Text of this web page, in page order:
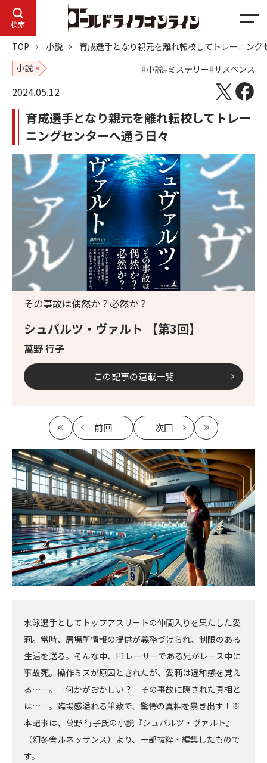
検索
メ
ュ
ー
TOP 小説
育成選手となり親元を離れ転校してトレーニング
小説
小説 ミステリー サスペンス
2024.05.12
育成選手となり親元を離れ転校してトレー
ニングセンターへ通う日々
シュバルツ・ヴァルト 【第3回】
萬野 行子
その事故は偶然か？必然か？
この記事の連載一覧
最
初
前回
記
事
へ
次回
記
事
へ
最
新
水泳選手としてトップアスリートの仲間入りを果たした愛
莉。常時、居場所情報の提供が義務づけられ、制限のある
生活を送る。そんな中、F1レーサーである兄がレース中に
事故死。操作ミスが原因とされたが、愛莉は違和感を覚え
る……。「何かがおかしい？」その事故に隠された真相と
は……。臨場感溢れる筆致で、驚愕の真相を暴き出す！※
本記事は、萬野 行子氏の小説『シュバルツ・ヴァルト』
（幻冬舎ルネッサンス）より、一部抜粋・編集したもので
す。